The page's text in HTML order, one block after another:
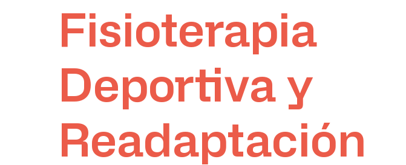
Fisioterapia
Deportiva y
Readaptación